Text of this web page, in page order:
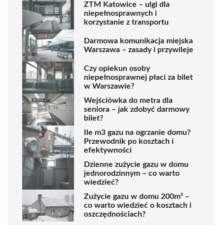
ZTM Katowice – ulgi dla
niepełnosprawnych i
korzystanie z transportu
Darmowa komunikacja miejska
Warszawa – zasady i przywileje
Czy opiekun osoby
niepełnosprawnej płaci za bilet
w Warszawie?
Wejściówka do metra dla
seniora – jak zdobyć darmowy
bilet?
Ile m3 gazu na ogrzanie domu?
Przewodnik po kosztach i
efektywności
Dzienne zużycie gazu w domu
jednorodzinnym – co warto
wiedzieć?
Zużycie gazu w domu 200m² –
co warto wiedzieć o kosztach i
oszczędnościach?